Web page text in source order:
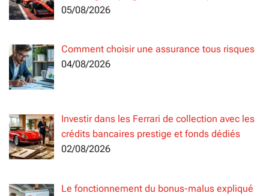
05/08/2026
Comment choisir une assurance tous risques
04/08/2026
Investir dans les Ferrari de collection avec les
crédits bancaires prestige et fonds dédiés
02/08/2026
Le fonctionnement du bonus-malus expliqué